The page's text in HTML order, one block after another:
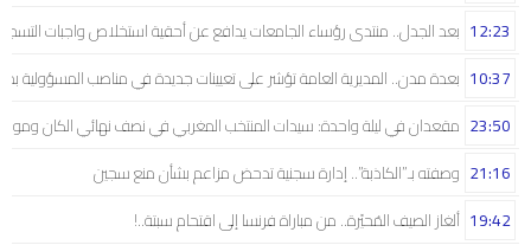
بعد الجدل.. منتدى رؤساء الجامعات يدافع عن أحقية استخلاص واجبات التسجيل 12:23
بعدة مدن.. المديرية العامة تؤشر على تعيينات جديدة في مناصب المسؤولية 10:37
مقعدان في ليلة واحدة: سيدات المنتخب المغربي في نصف نهائي الكان 23:50
وصفته بـ”الكاذبة”.. إدارة سجنية تدحض مزاعم بشأن منع سجين 21:16
ألغاز الصيف المُحيّرة.. من مباراة فرنسا إلى اقتحام سبتة..! 19:42